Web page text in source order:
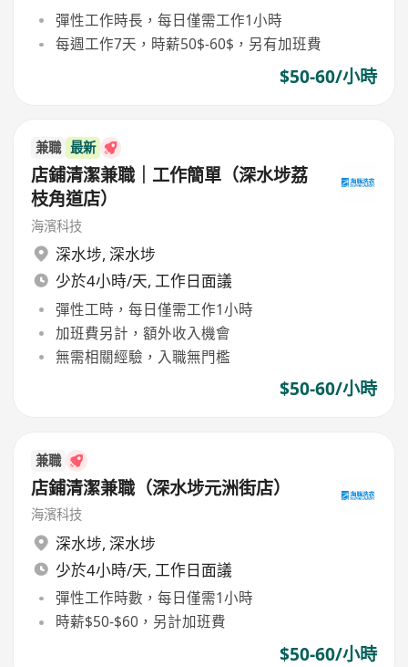
彈性工作時長，每日僅需工作1小時
每週工作7天，時薪50$-60$，另有加班費
$50-60/小時
兼職 最新
店鋪清潔兼職｜工作簡單（深水埗荔
枝角道店）
海濱科技
深水埗, 深水埗
少於4小時/天, 工作日面議
彈性工時，每日僅需工作1小時
加班費另計，額外收入機會
無需相關經驗，入職無門檻
$50-60/小時
兼職
店鋪清潔兼職（深水埗元洲街店）
海濱科技
深水埗, 深水埗
少於4小時/天, 工作日面議
彈性工作時數，每日僅需1小時
時薪$50-$60，另計加班費
$50-60/小時